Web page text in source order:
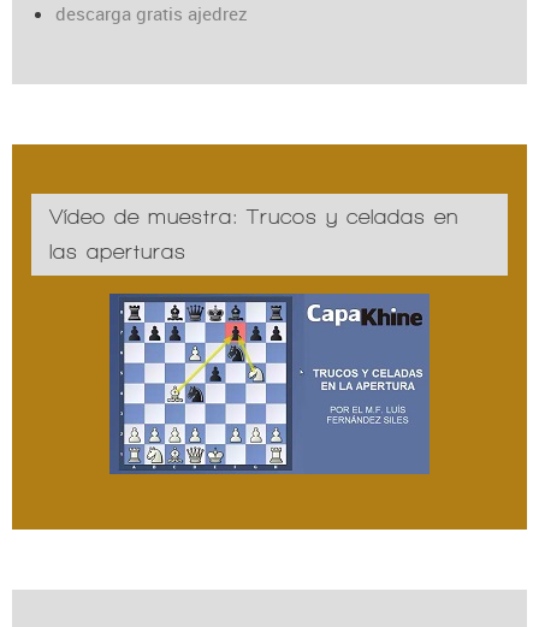
descarga gratis ajedrez
Vídeo de muestra: Trucos y celadas en
las aperturas